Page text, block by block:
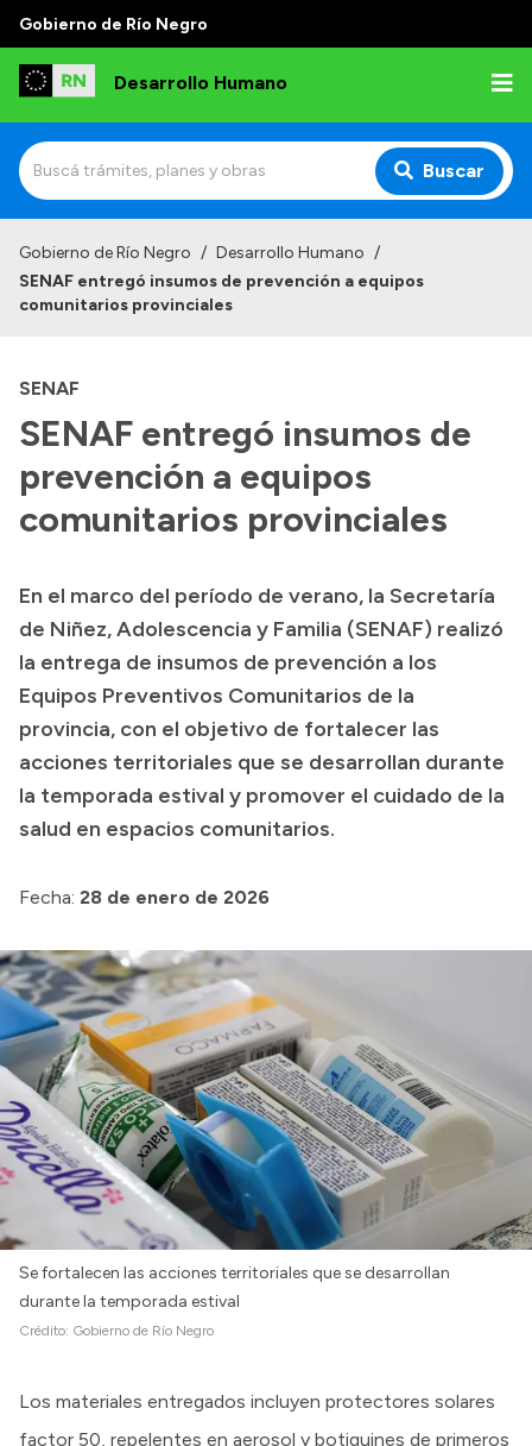
Gobierno de Río Negro
Desarrollo Humano
Buscar
Institucional
Autoridades
Delegaciones
Normativa
Presupuesto
Boletín Oficial
Compras y licitaciones
Consulta de expedientes
Consulta de pago a proveedores
Convocatorias
Login
Gobierno de Río Negro / Desarrollo Humano /
SENAF entregó insumos de prevención a equipos
comunitarios provinciales
SENAF
SENAF entregó insumos de
prevención a equipos
comunitarios provinciales
En el marco del período de verano, la Secretaría
de Niñez, Adolescencia y Familia (SENAF) realizó
la entrega de insumos de prevención a los
Equipos Preventivos Comunitarios de la
provincia, con el objetivo de fortalecer las
acciones territoriales que se desarrollan durante
la temporada estival y promover el cuidado de la
salud en espacios comunitarios.
Fecha: 28 de enero de 2026
Se fortalecen las acciones territoriales que se desarrollan
durante la temporada estival
Crédito: Gobierno de Río Negro
Los materiales entregados incluyen protectores solares
factor 50, repelentes en aerosol y botiquines de primeros